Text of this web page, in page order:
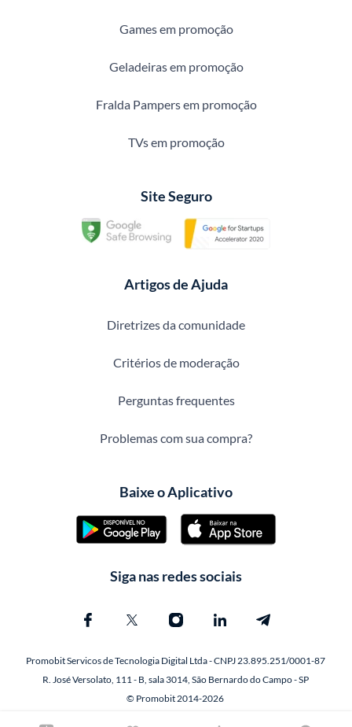
Games em promoção
Geladeiras em promoção
Fralda Pampers em promoção
TVs em promoção
Site Seguro
Artigos de Ajuda
Diretrizes da comunidade
Critérios de moderação
Perguntas frequentes
Problemas com sua compra?
Baixe o Aplicativo
Siga nas redes sociais
Promobit Servicos de Tecnologia Digital Ltda - CNPJ 23.895.251/0001-87
R. José Versolato, 111 - B, sala 3014, São Bernardo do Campo - SP
© Promobit 2014-2026